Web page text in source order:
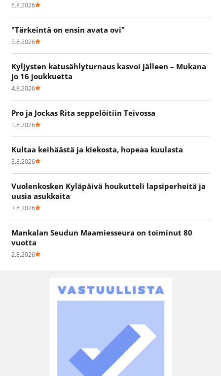
6.8.2026
"Tärkeintä on ensin avata ovi"
5.8.2026
Kyljysten katusählyturnaus kasvoi jälleen – Mukana
jo 16 joukkuetta
4.8.2026
Pro ja Jockas Rita seppelöitiin Teivossa
5.8.2026
Kultaa keihäästä ja kiekosta, hopeaa kuulasta
3.8.2026
Vuolenkosken Kyläpäivä houkutteli lapsiperheitä ja
uusia asukkaita
3.8.2026
Mankalan Seudun Maamiesseura on toiminut 80
vuotta
2.8.2026